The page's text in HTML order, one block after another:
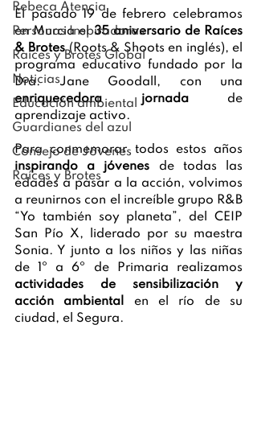
Rebeca Atencia
Personas Inspiradoras
Raíces y Brotes Global
Noticias
Educación ambiental
Guardianes del azul
Consejo de Jóvenes
Raíces y Brotes
El pasado 19 de febrero celebramos
en Murcia el 35 aniversario de Raíces
& Brotes (Roots & Shoots en inglés), el
programa educativo fundado por la
enriquecedora jornada de
aprendizaje activo.
inspirando a jóvenes de todas las
edades a pasar a la acción, volvimos
a reunirnos con el increíble grupo R&B
“Yo también soy planeta”, del CEIP
San Pío X, liderado por su maestra
Sonia. Y junto a los niños y las niñas
actividades de sensibilización y
acción ambiental
en el río de su
ciudad, el Segura.